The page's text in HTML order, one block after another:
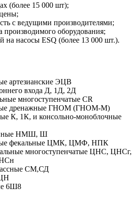
(более 15 000 шт);
с ведущими производителями;
производимого оборудования;
на насосы ESQ (более 13 000 шт.).
артезианские ЭЦВ
входа Д, 1Д, 2Д
многоступенчатые CR
дренажные ГНОМ (ГНОМ-М)
К, 1К, и консольно-моноблочные
НМШ, Ш
фекальные ЦМК, ЦМФ, НПК
многоступенчатые ЦНС, ЦНСг,
СМ,СД
6Ш8